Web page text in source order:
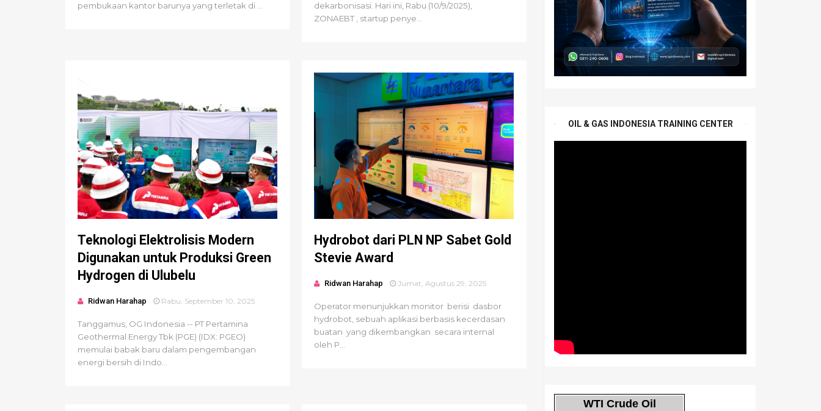
pembukaan kantor barunya yang terletak di ...
dekarbonisasi. Hari ini, Rabu (10/9/2025),
ZONAEBT , startup penye...
Teknologi Elektrolisis Modern
Digunakan untuk Produksi Green
Hydrogen di Ulubelu
Ridwan Harahap Rabu, September 10, 2025
Tanggamus, OG Indonesia -- PT Pertamina
Geothermal Energy Tbk (PGE) (IDX: PGEO)
memulai babak baru dalam pengembangan
energi bersih di Indo...
Hydrobot dari PLN NP Sabet Gold
Stevie Award
Ridwan Harahap Jumat, Agustus 29, 2025
Operator menunjukkan monitor berisi dasbor
hydrobot, sebuah aplikasi berbasis kecerdasan
buatan yang dikembangkan secara internal
oleh P...
OIL & GAS INDONESIA TRAINING CENTER
WTI Crude Oil